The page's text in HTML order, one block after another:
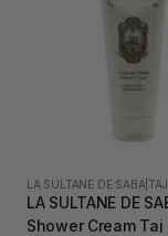
LA SULTANE DE SABA
LA SULTANE DE
Shower Cream Taj